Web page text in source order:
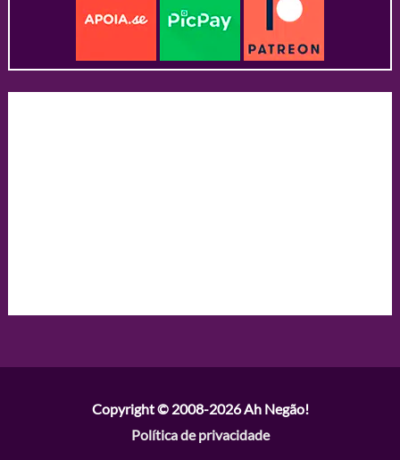
Copyright © 2008-2026Ah Negão!
Política de privacidade